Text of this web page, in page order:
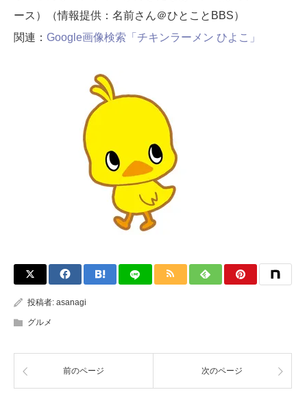
ース）（情報提供：名前さん＠ひとことBBS）
関連： Google画像検索「チキンラーメン ひよこ」
投稿者: asanagi
グルメ
前のページ 次のページ